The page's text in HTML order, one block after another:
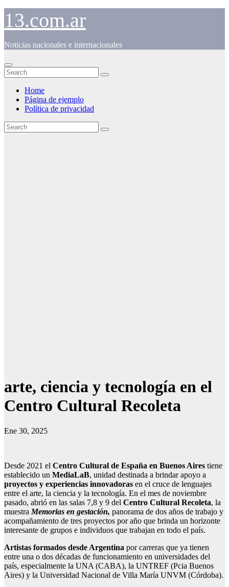
Skip
content
13.com.ar
Noticias nacionales e internacionales
Home
Página de ejemplo
Política de privacidad
arte, ciencia y tecnología en el
Centro Cultural Recoleta
Ene 30, 2025
Desde 2021 el Centro Cultural de España en Buenos Aires tiene
establecido un MediaLaB, unidad destinada a brindar apoyo a
proyectos y experiencias innovadoras en el cruce de lenguajes
entre el arte, la ciencia y la tecnología. En el mes de noviembre
pasado, abrió en las salas 7,8 y 9 del Centro Cultural Recoleta, la
muestra Memorias en gestación, panorama de dos años de trabajo y
acompañamiento de tres proyectos por año que brinda un horizonte
interesante de grupos e individuos que trabajan en todo el país.
Artistas formados desde Argentina por carreras que ya tienen
entre una o dos décadas de funcionamiento en universidades del
país, especialmente la UNA (CABA), la UNTREF (Pcia Buenos
Aires) y la Universidad Nacional de Villa María UNVM (Córdoba).